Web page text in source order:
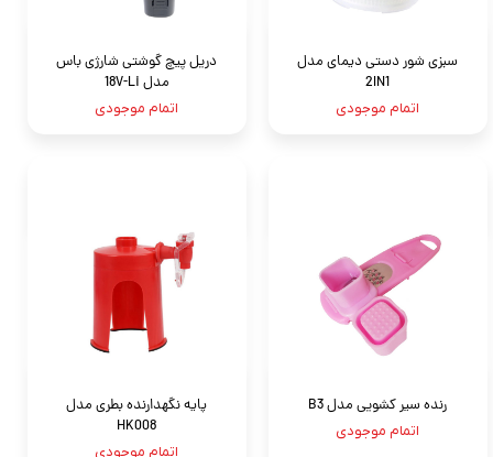
سبزی شور دستی دیمای مدل
2IN1
اتمام موجودی
دریل پیچ گوشتی شارژی باس
مدل 18V-Li
اتمام موجودی
رنده سیر کشویی مدل B3
اتمام موجودی
پایه نگهدارنده بطری مدل
HK008
اتمام موجودی